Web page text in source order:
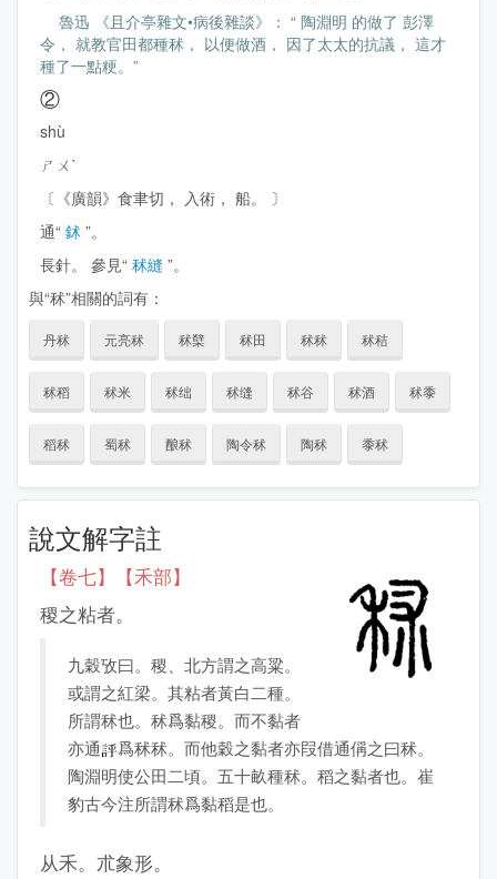
魯迅 《且介亭雜文•病後雜談》： “ 陶淵明 的做了 彭澤
令， 就教官田都種秫， 以便做酒， 因了太太的抗議， 這才
種了一點粳。”
②
shù
ㄕㄨˋ
〔《廣韻》食聿切， 入術， 船。 〕
通“ 鉥 ”。
長針。 參見“ 秫縫 ”。
與“秫”相關的詞有：
丹秫 元亮秫 秫櫱 秫田 秫秫 秫秸
秫稻 秫米 秫绌 秫缝 秫谷 秫酒 秫黍
稻秫 蜀秫 酿秫 陶令秫 陶秫 黍秫
說文解字註
【卷七】【禾部】
稷之粘者。
九穀攷曰。稷、北方謂之高粱。
或謂之紅梁。其粘者黃白二種。
所謂秫也。秫爲黏稷。而不黏者
亦通
爲秫秫。而他穀之黏者亦叚借通偁之曰秫。
陶淵明使公田二頃。五十畝種秫。稻之黏者也。崔
豹古今注所謂秫爲黏稻是也。
从禾。朮象形。